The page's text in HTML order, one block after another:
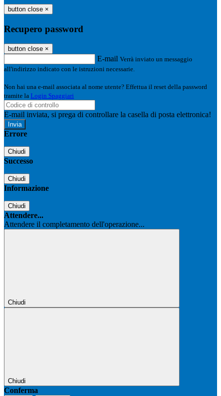
button close ×
Recupero password
button close ×
E-mail Verrà inviato un messaggio
all'indirizzo indicato con le istruzioni necessarie.
Non hai una e-mail associata al nome utente? Effettua il reset della password
tramite la Login Spaggiari
E-mail inviata, si prega di controllare la casella di posta elettronica!
Errore
Chiudi
Successo
Chiudi
Informazione
Chiudi
Attendere...
Attendere il completamento dell'operazione...
Chiudi
Chiudi
Conferma